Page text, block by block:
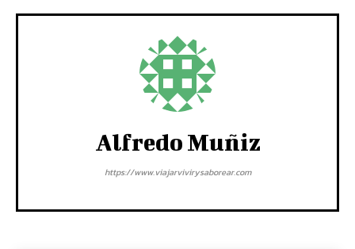
Alfredo Muñiz
https://www.viajarvivirysaborear.com